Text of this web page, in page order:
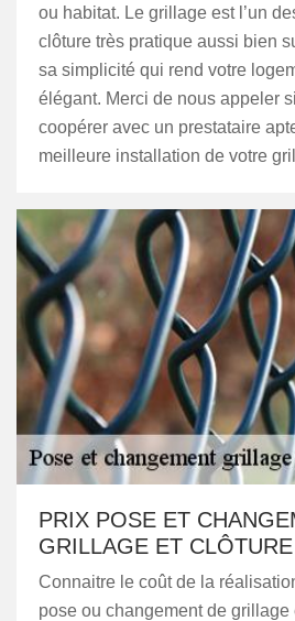
ou habitat. Le grillage est l’un
clôture très pratique aussi bien
sa simplicité qui rend votre
élégant. Merci de nous appeler
coopérer avec un prestataire
meilleure installation de votre
PRIX POSE ET
GRILLAGE ET CLÔTURE
Connaitre le coût de la
pose ou changement de grillage